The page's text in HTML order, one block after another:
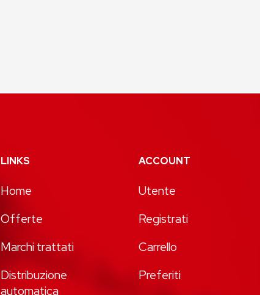
LINKS
Home
Offerte
Marchi trattati
Distribuzione
automatica
ACCOUNT
Utente
Registrati
Carrello
Preferiti